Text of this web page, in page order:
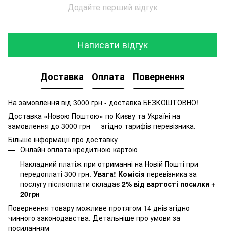
Додайте перший відгук
Написати відгук
Доставка Оплата Повернення
На замовлення від 3000 грн - доставка БЕЗКОШТОВНО!
Доставка «Новою Поштою» по Києву та Україні на
замовлення до 3000 грн — згідно тарифів перевізника.
Більше інформації про доставку
Онлайн оплата кредитною картою
Накладний платіж при отриманні на Новій Пошті при
передоплаті 300 грн. Увага! Комісія перевізника за
послугу післяоплати складає 2% від вартості посилки +
20грн
Повернення товару можливе протягом 14 днів згідно
чинного законодавства. Детальніше про умови за
посиланням